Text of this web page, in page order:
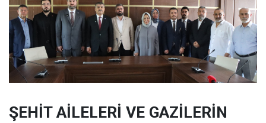
ŞEHİT AİLELERİ VE GAZİLERİN